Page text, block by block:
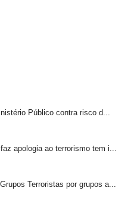
Público contra risco d...
apologia ao terrorismo tem i...
Terroristas por grupos a...